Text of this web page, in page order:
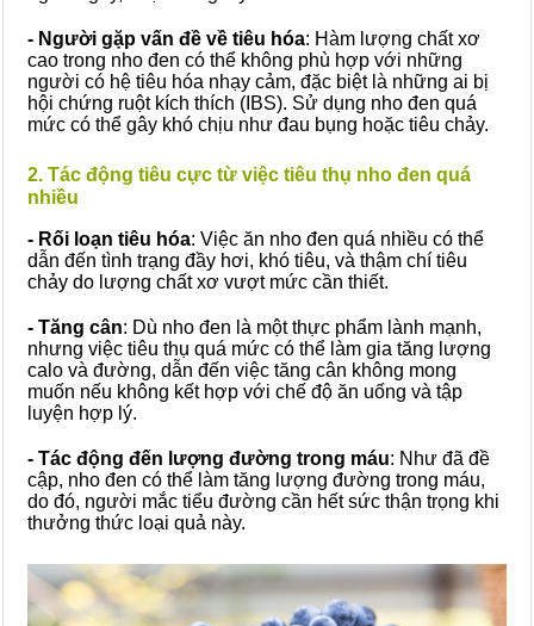
- Người gặp vấn đề về tiêu hóa: Hàm lượng chất xơ
cao trong nho đen có thể không phù hợp với những
người có hệ tiêu hóa nhạy cảm, đặc biệt là những ai bị
hội chứng ruột kích thích (IBS). Sử dụng nho đen quá
mức có thể gây khó chịu như đau bụng hoặc tiêu chảy.
2. Tác động tiêu cực từ việc tiêu thụ nho đen quá
nhiều
- Rối loạn tiêu hóa: Việc ăn nho đen quá nhiều có thể
dẫn đến tình trạng đầy hơi, khó tiêu, và thậm chí tiêu
chảy do lượng chất xơ vượt mức cần thiết.
- Tăng cân: Dù nho đen là một thực phẩm lành mạnh,
nhưng việc tiêu thụ quá mức có thể làm gia tăng lượng
calo và đường, dẫn đến việc tăng cân không mong
muốn nếu không kết hợp với chế độ ăn uống và tập
luyện hợp lý.
- Tác động đến lượng đường trong máu: Như đã đề
cập, nho đen có thể làm tăng lượng đường trong máu,
do đó, người mắc tiểu đường cần hết sức thận trọng khi
thưởng thức loại quả này.